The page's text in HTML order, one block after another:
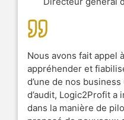
Nous avons fait appel
appréhender et
d’une de nos
d’audit, Logic2Profit a
dans la manière de